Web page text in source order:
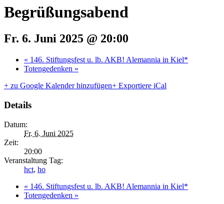
Begrüßungsabend
Fr. 6. Juni 2025 @ 20:00
« 146. Stiftungsfest u. lb. AKB! Alemannia in Kiel*
Totengedenken »
+ zu Google Kalender hinzufügen+ Exportiere iCal
Details
Datum:
Fr. 6. Juni 2025
Zeit:
20:00
Veranstaltung Tag:
hct, ho
« 146. Stiftungsfest u. lb. AKB! Alemannia in Kiel*
Totengedenken »